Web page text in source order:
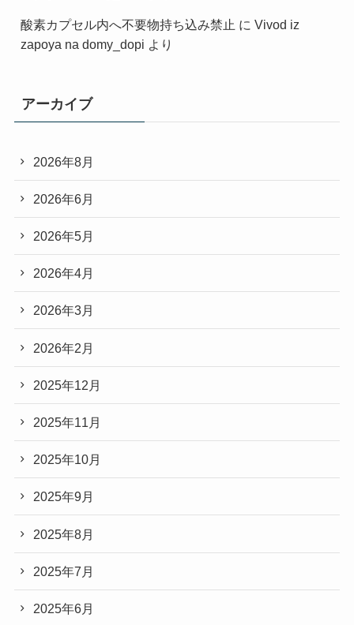
酸素カプセル内へ不要物持ち込み禁止 に Vivod iz
zapoya na domy_dopi より
アーカイブ
2026年8月
2026年6月
2026年5月
2026年4月
2026年3月
2026年2月
2025年12月
2025年11月
2025年10月
2025年9月
2025年8月
2025年7月
2025年6月